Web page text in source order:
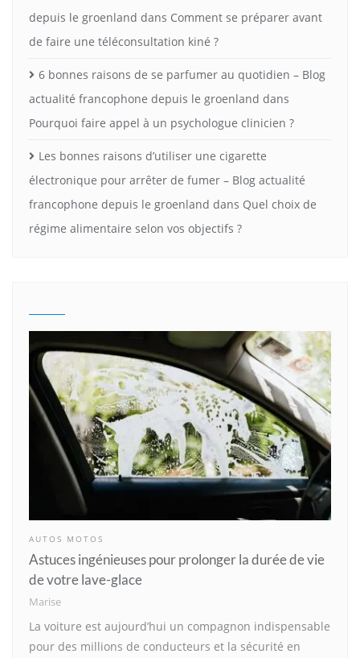
depuis le groenland dans Comment se préparer avant
de faire une téléconsultation kiné ?
6 bonnes raisons de se parfumer au quotidien – Blog
actualité francophone depuis le groenland dans
Pourquoi faire appel à un psychologue clinicien ?
Les bonnes raisons d’utiliser une cigarette
électronique pour arrêter de fumer – Blog actualité
francophone depuis le groenland dans Quel choix de
régime alimentaire selon vos objectifs ?
AUTOS MOTOS
Astuces ingénieuses pour prolonger la durée de vie
de votre lave-glace
Marise
La voiture est aujourd’hui un compagnon indispensable
pour des millions de conducteurs et la sécurité en